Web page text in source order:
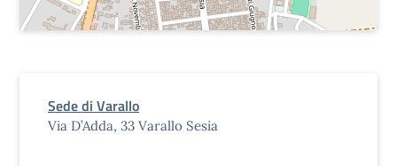
Sede di Varallo
Via D’Adda, 33 Varallo Sesia